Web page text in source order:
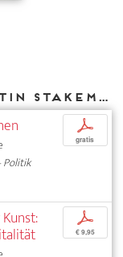
Weitere Texte von Kerstin Stakemeier bei DIAPHANES
Politik
p
gratis
p
€ 9,95